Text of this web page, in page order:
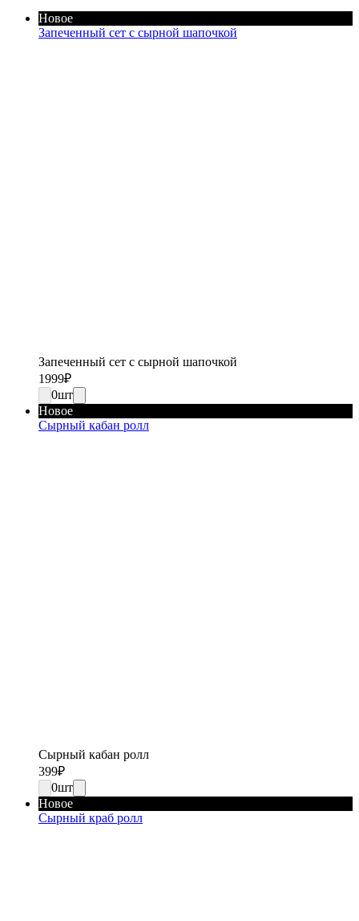
Новое
Запеченный сет с сырной шапочкой
Запеченный сет с сырной шапочкой
1999₽
0шт
Новое
Сырный кабан ролл
Сырный кабан ролл
399₽
0шт
Новое
Сырный краб ролл